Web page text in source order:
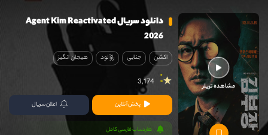
مشاهده تریلر
دانلود سریال Agent Kim Reactivated
2026
اکشن جنایی رازآلود هیجان انگیز
3,174
پخش آنلاین اعلان سریال
هاردساب فارسی کامل